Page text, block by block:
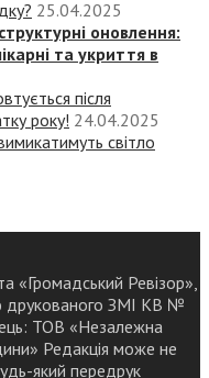
25.04.2025
оновлення:
та укриття в
після
року! 24.04.2025
світло
«Громадський Ревізор»,
друкованого ЗМІ КВ №
ТОВ «Незалежна
Редакція може не
який передрук